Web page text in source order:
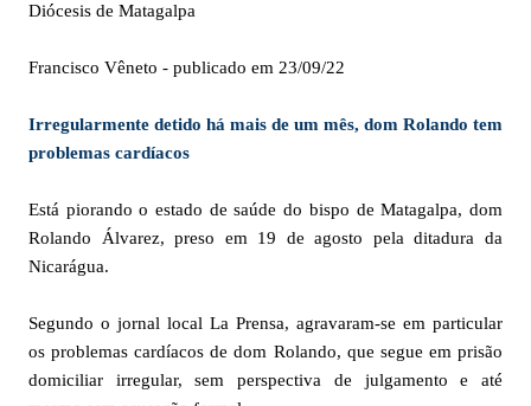
Diócesis de Matagalpa
Francisco Vêneto - publicado em 23/09/22
Irregularmente detido há mais de um mês, dom Rolando tem
problemas cardíacos
Está piorando o estado de saúde do bispo de Matagalpa, dom
Rolando Álvarez, preso em 19 de agosto pela ditadura da
Nicarágua.
Segundo o jornal local La Prensa, agravaram-se em particular
os problemas cardíacos de dom Rolando, que segue em prisão
domiciliar irregular, sem perspectiva de julgamento e até